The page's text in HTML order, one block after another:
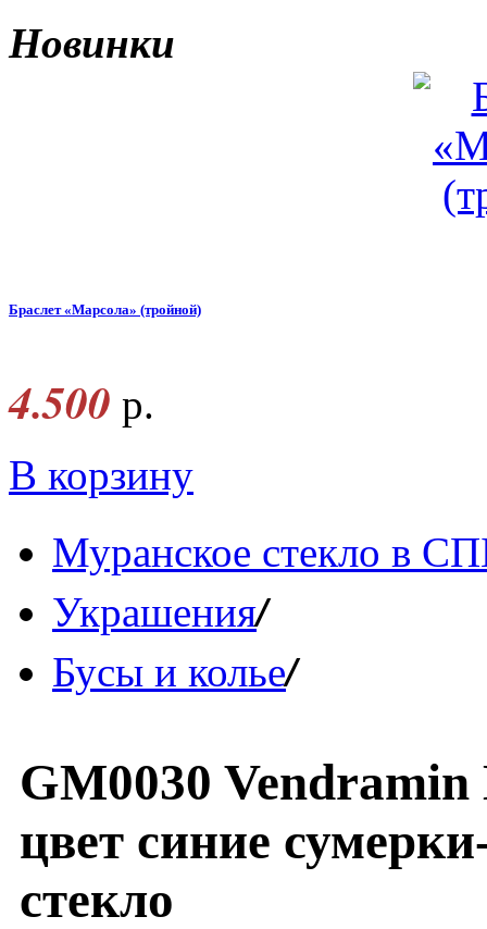
Новинки
Браслет «Марсола» (тройной)
4.500 р.
В корзину
Муранское стекло в
Украшения/
Бусы и колье/
GM0030
цвет синие
стекло